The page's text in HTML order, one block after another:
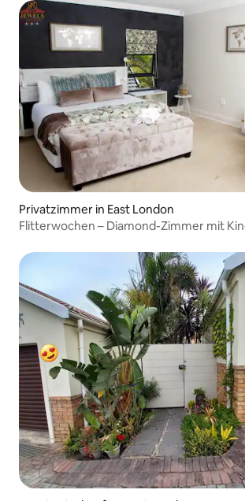
Privatzimmer in East London
Flitterwochen – Diamond-Zimmer mit